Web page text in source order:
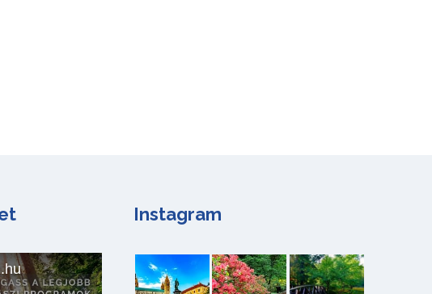
Instagram